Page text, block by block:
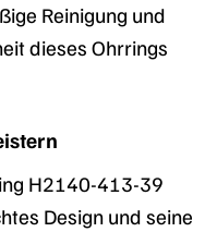
Reinigung und
dieses Ohrrings
H2140-413-39
Design und seine